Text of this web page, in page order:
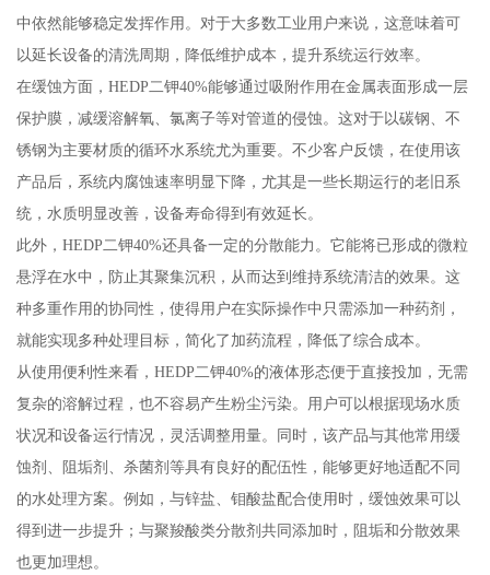
中依然能够稳定发挥作用。对于大多数工业用户来说，这意味着可
以延长设备的清洗周期，降低维护成本，提升系统运行效率。
在缓蚀方面，HEDP二钾40%能够通过吸附作用在金属表面形成一层
保护膜，减缓溶解氧、氯离子等对管道的侵蚀。这对于以碳钢、不
锈钢为主要材质的循环水系统尤为重要。不少客户反馈，在使用该
产品后，系统内腐蚀速率明显下降，尤其是一些长期运行的老旧系
统，水质明显改善，设备寿命得到有效延长。
此外，HEDP二钾40%还具备一定的分散能力。它能将已形成的微粒
悬浮在水中，防止其聚集沉积，从而达到维持系统清洁的效果。这
种多重作用的协同性，使得用户在实际操作中只需添加一种药剂，
就能实现多种处理目标，简化了加药流程，降低了综合成本。
从使用便利性来看，HEDP二钾40%的液体形态便于直接投加，无需
复杂的溶解过程，也不容易产生粉尘污染。用户可以根据现场水质
状况和设备运行情况，灵活调整用量。同时，该产品与其他常用缓
蚀剂、阻垢剂、杀菌剂等具有良好的配伍性，能够更好地适配不同
的水处理方案。例如，与锌盐、钼酸盐配合使用时，缓蚀效果可以
得到进一步提升；与聚羧酸类分散剂共同添加时，阻垢和分散效果
也更加理想。